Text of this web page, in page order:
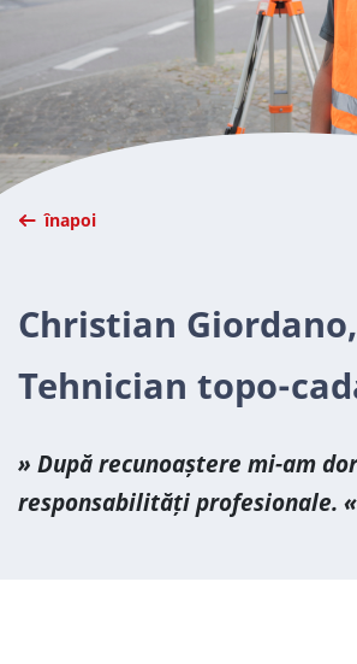
înapoi
Christian Giordano,
Tehnician topo-
După recunoaștere mi-am
responsabilități profesionale.